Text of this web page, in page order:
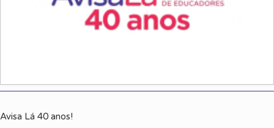
Avisa Lá 40 anos!